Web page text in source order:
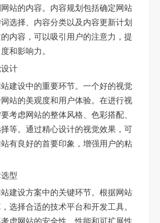
站的内容。内容规划包括确定网站
选择、内容分类以及内容更新计划
内容，可以吸引用户的注意力，提
和影响力。
计
建设中的重要环节。一个好的视觉
站的美观度和用户体验。在进行视
考虑网站的整体风格、色彩搭配、
等。通过精心设计的视觉效果，可
有良好的首要印象，增强用户的粘
型
建设方案中的关键环节。根据网站
选择合适的技术平台和开发工具。